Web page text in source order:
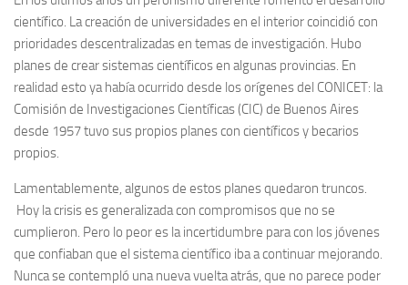
científico. La creación de universidades en el interior coincidió con
prioridades descentralizadas en temas de investigación. Hubo
planes de crear sistemas científicos en algunas provincias. En
realidad esto ya había ocurrido desde los orígenes del CONICET: la
Comisión de Investigaciones Científicas (CIC) de Buenos Aires
desde 1957 tuvo sus propios planes con científicos y becarios
propios.
Lamentablemente, algunos de estos planes quedaron truncos.
Hoy la crisis es generalizada con compromisos que no se
cumplieron. Pero lo peor es la incertidumbre para con los jóvenes
que confiaban que el sistema científico iba a continuar mejorando.
Nunca se contempló una nueva vuelta atrás, que no parece poder